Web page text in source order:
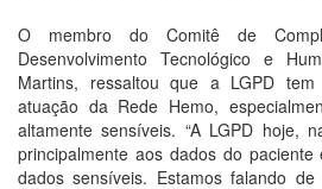
O membro do Comitê de
Desenvolvimento Tecnológico e
Martins, ressaltou que a LGPD
atuação da Rede Hemo,
altamente sensíveis. “A LGPD hoje,
principalmente aos dados do
dados sensíveis. Estamos falando